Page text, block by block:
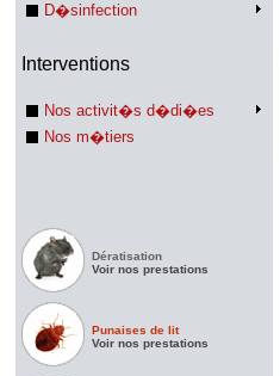
D�sinfection
Interventions
Nos activit�s d�di�es
Nos m�tiers
Dératisation
Voir nos prestations
Punaises de lit
Voir nos prestations